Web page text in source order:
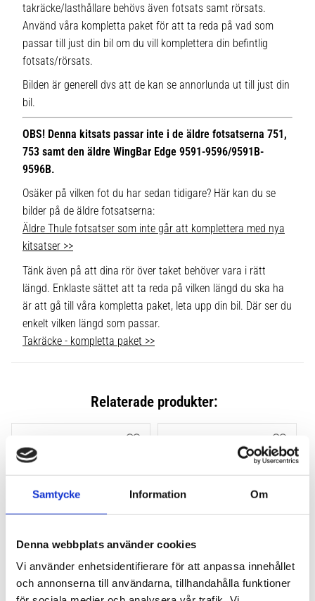
Samtycke Information Om
Denna webbplats använder cookies
Vi använder enhetsidentifierare för att anpassa innehållet
och annonserna till användarna, tillhandahålla funktioner
takräcke/lasthållare behövs även fotsats samt rörsats.
Använd våra kompletta paket för att ta reda på vad som
passar till just din bil om du vill komplettera din befintlig
fotsats/rörsats.
Bilden är generell dvs att de kan se annorlunda ut till just din
bil.
OBS! Denna kitsats passar inte i de äldre fotsatserna 751,
753 samt den äldre WingBar Edge 9591-9596/9591B-
9596B.
Osäker på vilken fot du har sedan tidigare? Här kan du se
bilder på de äldre fotsatserna:
Äldre Thule fotsatser som inte går att komplettera med nya
kitsatser >>
Tänk även på att dina rör över taket behöver vara i rätt
längd. Enklaste sättet att ta reda på vilken längd du ska ha
är att gå till våra kompletta paket, leta upp din bil. Där ser du
enkelt vilken längd som passar.
Takräcke - kompletta paket >>
Relaterade produkter:
THULE FLUSH RAIL EVO
4-PACK 710600
THULE FLUSH RAIL
EDGE FOTSATS 4-PACK
Lägg